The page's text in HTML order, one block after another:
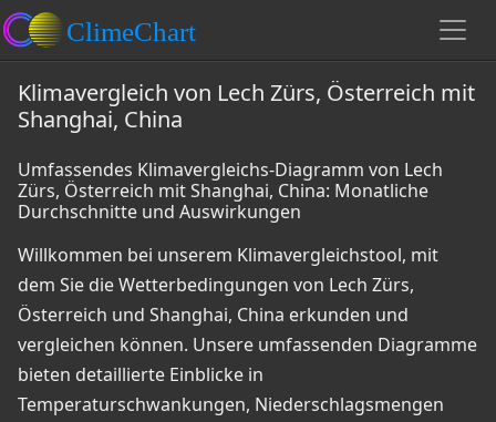
Klimavergleich von Lech Zürs, Österreich mit
Shanghai, China
Umfassendes Klimavergleichs-Diagramm von Lech
Zürs, Österreich mit Shanghai, China: Monatliche
Durchschnitte und Auswirkungen
Willkommen bei unserem Klimavergleichstool, mit
dem Sie die Wetterbedingungen von Lech Zürs,
Österreich und Shanghai, China erkunden und
vergleichen können. Unsere umfassenden Diagramme
bieten detaillierte Einblicke in
Temperaturschwankungen, Niederschlagsmengen